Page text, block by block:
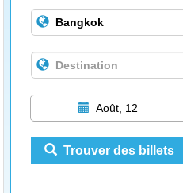
Août, 12
Trouver des billets